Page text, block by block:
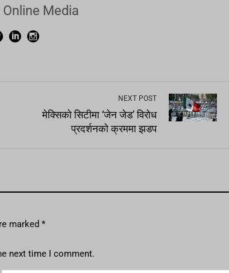
Media
NEXT POST
मेक्सिको सिटीमा ‘जेन जेड’ विरोध
प्रदर्शनको क्रममा झडप
marked *
next time I comment.